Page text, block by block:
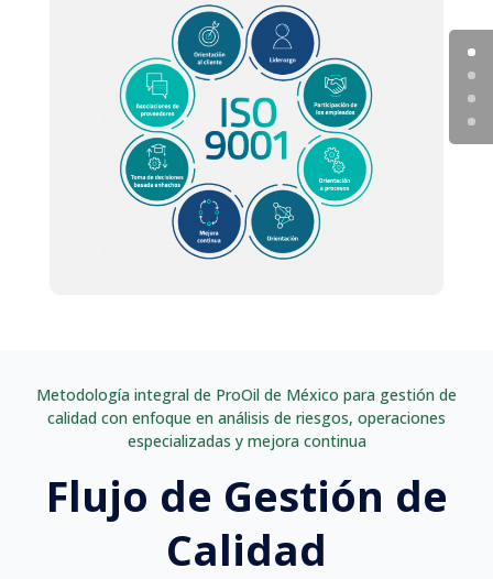
Metodología integral de ProOil de México para gestión de
calidad con enfoque en análisis de riesgos, operaciones
especializadas y mejora continua
Flujo de Gestión de
Calidad